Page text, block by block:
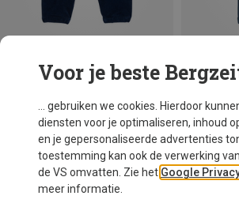
Je bespaart tot 46% Je bespaart
Voor je beste
... gebruiken we cookies. Hierdoor
diensten voor je optimaliseren, inhoud
en je gepersonaliseerde advertenties
toestemming kan ook de verwerking
de VS omvatten. Zie het Google
meer informatie.